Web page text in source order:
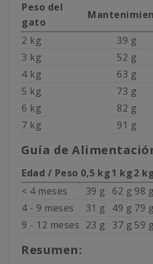
Peso del
gato
2 kg
39 g
3 kg
52 g
4 kg
63 g
5 kg
73 g
6 kg
82 g
7 kg
91 g
Guía de
Edad / Peso 0,5 kg1 kg2
< 4 meses
39 g 62 g 98 g
4 - 9 meses
31 g 49 g 79 g
9 - 12 meses 23 g 37 g 59 g
Resumen: